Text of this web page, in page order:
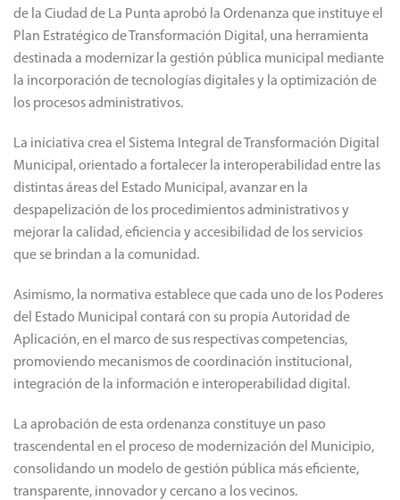
de la Ciudad de La Punta aprobó la Ordenanza que instituye el
Plan Estratégico de Transformación Digital, una herramienta
destinada a modernizar la gestión pública municipal mediante
la incorporación de tecnologías digitales y la optimización de
los procesos administrativos.
La iniciativa crea el Sistema Integral de Transformación Digital
Municipal, orientado a fortalecer la interoperabilidad entre las
distintas áreas del Estado Municipal, avanzar en la
despapelización de los procedimientos administrativos y
mejorar la calidad, eficiencia y accesibilidad de los servicios
que se brindan a la comunidad.
Asimismo, la normativa establece que cada uno de los Poderes
del Estado Municipal contará con su propia Autoridad de
Aplicación, en el marco de sus respectivas competencias,
promoviendo mecanismos de coordinación institucional,
integración de la información e interoperabilidad digital.
La aprobación de esta ordenanza constituye un paso
trascendental en el proceso de modernización del Municipio,
consolidando un modelo de gestión pública más eficiente,
transparente, innovador y cercano a los vecinos.